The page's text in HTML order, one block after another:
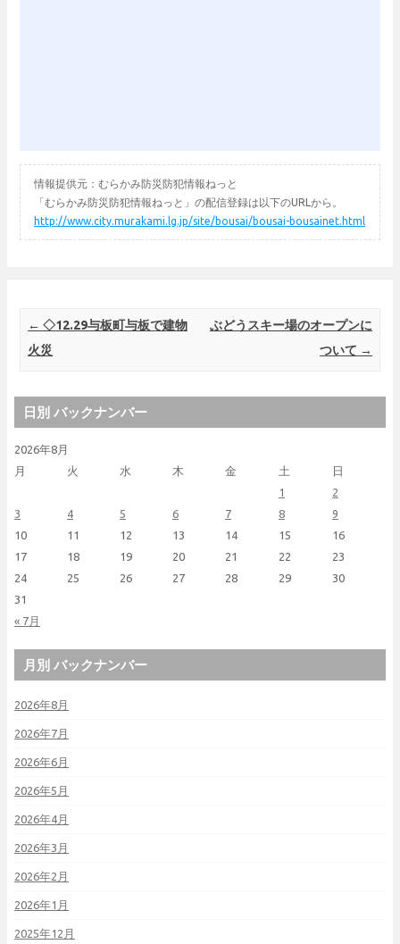
情報提供元：むらかみ防災防犯情報ねっと
「むらかみ防災防犯情報ねっと」の配信登録は以下のURLから。
http://www.city.murakami.lg.jp/site/bousai/bousai-bousainet.html
Post navigation
← ◇12.29与板町与板で建物
火災
ぶどうスキー場のオープンに
ついて →
日別 バックナンバー
2026年8月
月
火 水 木 金 土 日
« 7月
1
2
3
4 5 6 7 8
9
10
11 12 13 14 15
16
17
18 19 20 21 22
23
24
25 26 27 28 29
30
31
月別 バックナンバー
2026年8月
2026年7月
2026年6月
2026年5月
2026年4月
2026年3月
2026年2月
2026年1月
2025年12月